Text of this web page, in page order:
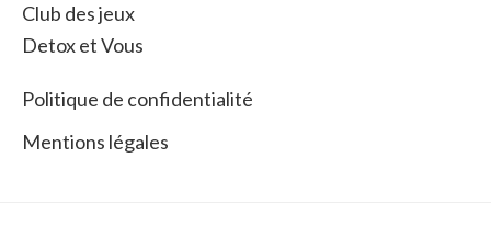
Club des jeux
Detox et Vous
Politique de confidentialité
Mentions légales